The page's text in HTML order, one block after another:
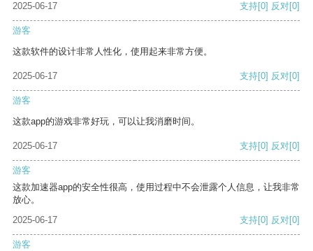
2025-06-17 支持[0] 反对[0]
游客
这款软件的设计非常人性化，使用起来非常方便。
2025-06-17 支持[0] 反对[0]
游客
这款app的游戏非常好玩，可以让我消磨时间。
2025-06-17 支持[0] 反对[0]
游客
这款加速器app的安全性很高，使用过程中不会泄露个人信息，让我非常
放心。
2025-06-17
支持[0] 反对[0]
游客